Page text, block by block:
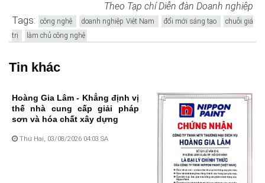
Theo Tạp chí Diễn đàn Doanh nghiệp
Tags: công nghệ doanh nghiệp Việt Nam đổi mới sáng tạo
chuỗi giá
trị
làm chủ công nghệ
Tin khác
Hoàng Gia Lâm - Khẳng định vị
thế nhà cung cấp giải pháp
sơn và hóa chất xây dựng
Thứ Hai, 03/08/2026 04:03 SA